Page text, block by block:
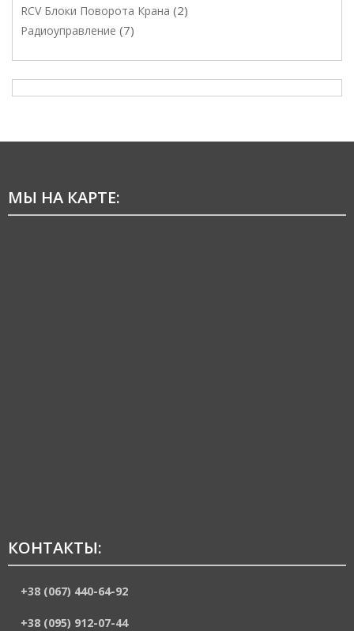
RCV Блоки Поворота Крана 2
Радиоуправление 7
МЫ НА КАРТЕ:
КОНТАКТЫ:
+38 (067) 440-64-92
+38 (095) 912-07-44